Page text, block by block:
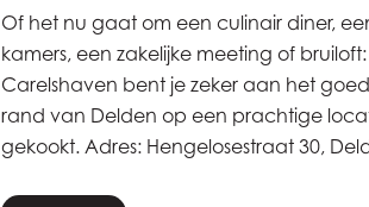
Of het nu gaat om een culinair diner,
kamers, een zakelijke meeting of
Carelshaven bent je zeker aan het
rand van Delden op een prachtige
gekookt. Adres: Hengelosestraat 30,